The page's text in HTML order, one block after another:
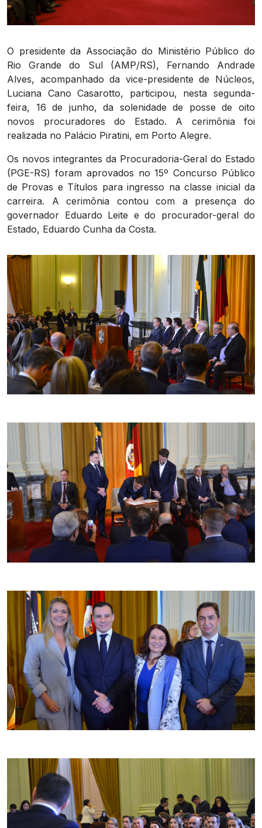
O presidente da Associação do Ministério Público do
Rio Grande do Sul (AMP/RS), Fernando Andrade
Alves, acompanhado da vice-presidente de Núcleos,
Luciana Cano Casarotto, participou, nesta segunda-
feira, 16 de junho, da solenidade de posse de oito
novos procuradores do Estado. A cerimônia foi
realizada no Palácio Piratini, em Porto Alegre.
Os novos integrantes da Procuradoria-Geral do Estado
(PGE-RS) foram aprovados no 15º Concurso Público
de Provas e Títulos para ingresso na classe inicial da
carreira. A cerimônia contou com a presença do
governador Eduardo Leite e do procurador-geral do
Estado, Eduardo Cunha da Costa.